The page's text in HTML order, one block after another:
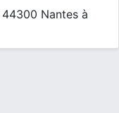
Nantes à